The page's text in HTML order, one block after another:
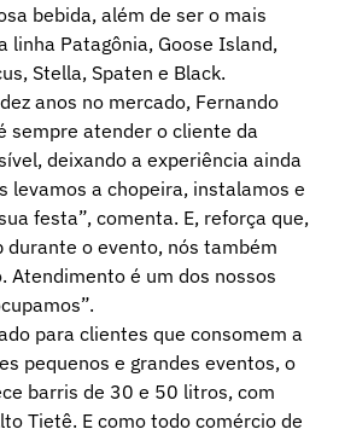
bebida, além de ser o mais
linha Patagônia, Goose Island,
Stella, Spaten e Black.
anos no mercado, Fernando
sempre atender o cliente da
deixando a experiência ainda
levamos a chopeira, instalamos e
festa”, comenta. E, reforça que,
durante o evento, nós também
Atendimento é um dos nossos
para clientes que consomem a
pequenos e grandes eventos, o
barris de 30 e 50 litros, com
Tietê. E como todo comércio de